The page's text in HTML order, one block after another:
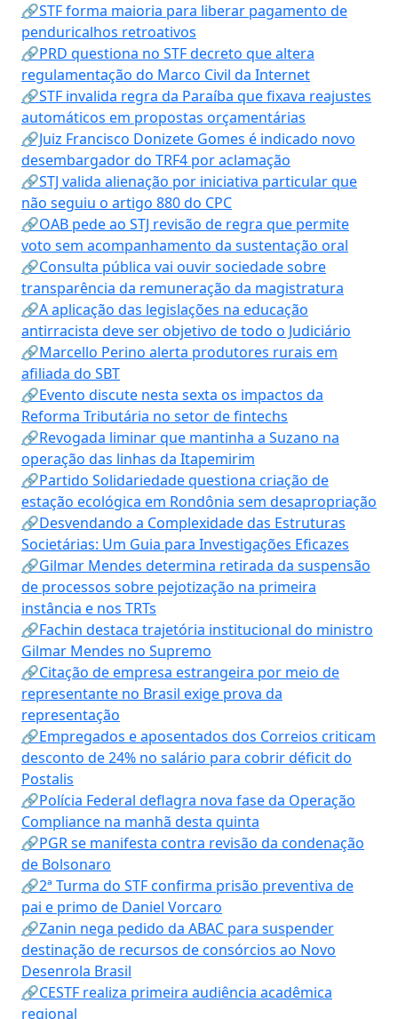
🔗STF forma maioria para liberar pagamento de
penduricalhos retroativos
🔗PRD questiona no STF decreto que altera
regulamentação do Marco Civil da Internet
🔗STF invalida regra da Paraíba que fixava reajustes
automáticos em propostas orçamentárias
🔗Juiz Francisco Donizete Gomes é indicado novo
desembargador do TRF4 por aclamação
🔗STJ valida alienação por iniciativa particular que
não seguiu o artigo 880 do CPC
🔗OAB pede ao STJ revisão de regra que permite
voto sem acompanhamento da sustentação oral
🔗Consulta pública vai ouvir sociedade sobre
transparência da remuneração da magistratura
🔗A aplicação das legislações na educação
antirracista deve ser objetivo de todo o Judiciário
🔗Marcello Perino alerta produtores rurais em
afiliada do SBT
🔗Evento discute nesta sexta os impactos da
Reforma Tributária no setor de fintechs
🔗Revogada liminar que mantinha a Suzano na
operação das linhas da Itapemirim
🔗Partido Solidariedade questiona criação de
estação ecológica em Rondônia sem desapropriação
🔗Desvendando a Complexidade das Estruturas
Societárias: Um Guia para Investigações Eficazes
🔗Gilmar Mendes determina retirada da suspensão
de processos sobre pejotização na primeira
instância e nos TRTs
🔗Fachin destaca trajetória institucional do ministro
Gilmar Mendes no Supremo
🔗Citação de empresa estrangeira por meio de
representante no Brasil exige prova da
representação
🔗Empregados e aposentados dos Correios criticam
desconto de 24% no salário para cobrir déficit do
Postalis
🔗Polícia Federal deflagra nova fase da Operação
Compliance na manhã desta quinta
🔗PGR se manifesta contra revisão da condenação
de Bolsonaro
🔗2ª Turma do STF confirma prisão preventiva de
pai e primo de Daniel Vorcaro
🔗Zanin nega pedido da ABAC para suspender
destinação de recursos de consórcios ao Novo
Desenrola Brasil
🔗CESTF realiza primeira audiência acadêmica
regional